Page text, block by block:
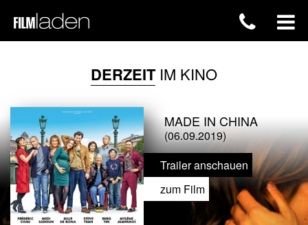
DERZEITIM KINO
MADE IN CHINA
(06.09.2019)
Trailer anschauen
zum Film